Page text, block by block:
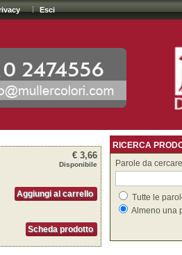
Esci
€ 3,66
Disponibile
Aggiungi al carrello
Scheda prodotto
RICERCA
Parole da cercare
Tutte le
Almeno una